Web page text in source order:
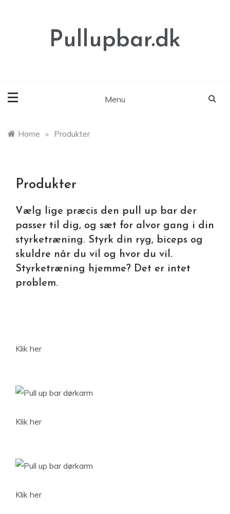
Pullupbar.dk
Menu
Home » Produkter
Produkter
Vælg lige præcis den pull up bar der
passer til dig, og sæt for alvor gang i din
styrketræning. Styrk din ryg, biceps og
skuldre når du vil og hvor du vil.
Styrketræning hjemme? Det er intet
problem.
Klik her
Klik her
Klik her